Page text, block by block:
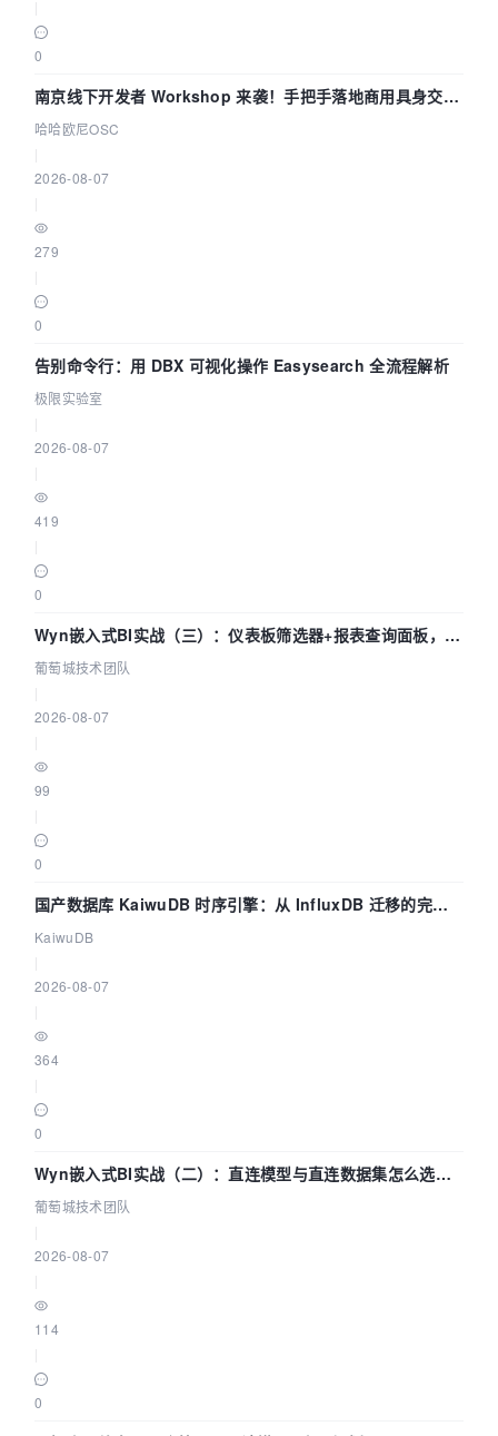
0
南京线下开发者 Workshop 来袭！手把手落地商用具身交互
智能 Agent 应用
哈哈欧尼OSC
2026-08-07
279
0
告别命令行：用 DBX 可视化操作 Easysearch 全流程解析
极限实验室
2026-08-07
419
0
Wyn嵌入式BI实战（三）：仪表板筛选器+报表查询面板，参
数联动全闭环
葡萄城技术团队
2026-08-07
99
0
国产数据库 KaiwuDB 时序引擎：从 InfluxDB 迁移的完整
技术路径
KaiwuDB
2026-08-07
364
0
Wyn嵌入式BI实战（二）：直连模型与直连数据集怎么选，
参数为什么不生效？| 葡萄城技术团队
葡萄城技术团队
2026-08-07
114
0